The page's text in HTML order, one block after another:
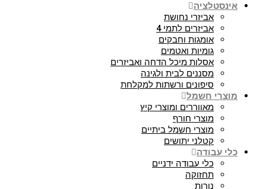
אינסטלציה
אביזרי נחושת
אביזרים לתמי 4
אומגות וחבקים
גומיות ואטמים
אסלות מיכל הדחה ואביזרים
מסננים לבית ולגינה
סיפונים ורשתות למקלחת
מוצרי חשמל
מאווררים ומוצרי קיץ
מוצרי חורף
מוצרי חשמל ביתיים
קטלני יתושים
כלי עבודה
כלי עבודה ידניים
תחזוקה
נורות